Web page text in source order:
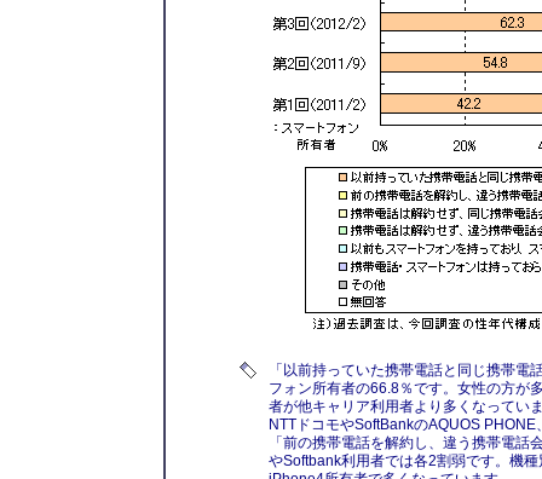
「以前持っていた携帯電話と同じ携帯
フォン所有者の66.8％です。女性の方が
者が他キャリア利用者より多くなってい
NTTドコモやSoftBankのAQUOS
「前の携帯電話を解約し、違う携帯電
やSoftbank利用者では各2割弱です。機